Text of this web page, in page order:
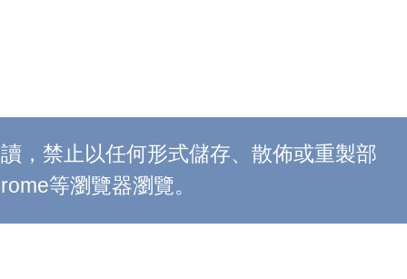
，禁止以任何形式儲存、散佈或重製部
等瀏覽器瀏覽。